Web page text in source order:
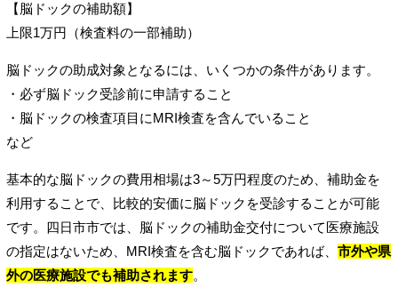
【脳ドックの補助額】
上限1万円（検査料の一部補助）
脳ドックの助成対象となるには、いくつかの条件があります。
・必ず脳ドック受診前に申請すること
・脳ドックの検査項目にMRI検査を含んでいること
など
基本的な脳ドックの費用相場は3～5万円程度のため、補助金を
利用することで、比較的安価に脳ドックを受診することが可能
です。四日市市では、脳ドックの補助金交付について医療施設
の指定はないため、MRI検査を含む脳ドックであれば、 市外や県
外の医療施設でも補助されます。